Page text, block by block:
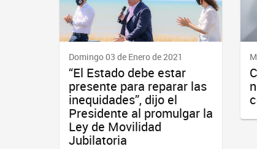
Domingo 03 de Enero de 2021
“El Estado debe estar
presente para reparar las
inequidades”, dijo el
Presidente al promulgar la
Ley de Movilidad
Jubilatoria